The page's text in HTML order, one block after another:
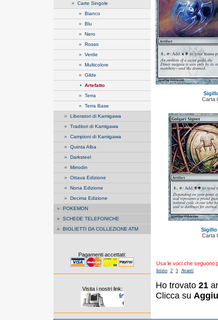
» Carte Singole
» Bianco
» Blu
» Nero
» Rosso
» Verde
» Multicolore
» Gilde
• Artefatto
» Terra
» Terra Base
» Liberatori di Kamigawa
» Traditori di Kamigawa
» Campioni di Kamigawa
» Quinta Alba
» Darksteel
» Mirrodin
» Ottava Edizione
» Nona Edizione
» Decima Edizione
» POKEMON
» SCHEDE TELEFONICHE
» BIGLIETTI DA COLLEZIONE ATM
Pagamenti accettati:
Visita i nostri link:
Carta
Sigillo
Carta
Usa le voci che seguono
Inizio 2 3 Avanti
Ho trovato 21
Clicca su